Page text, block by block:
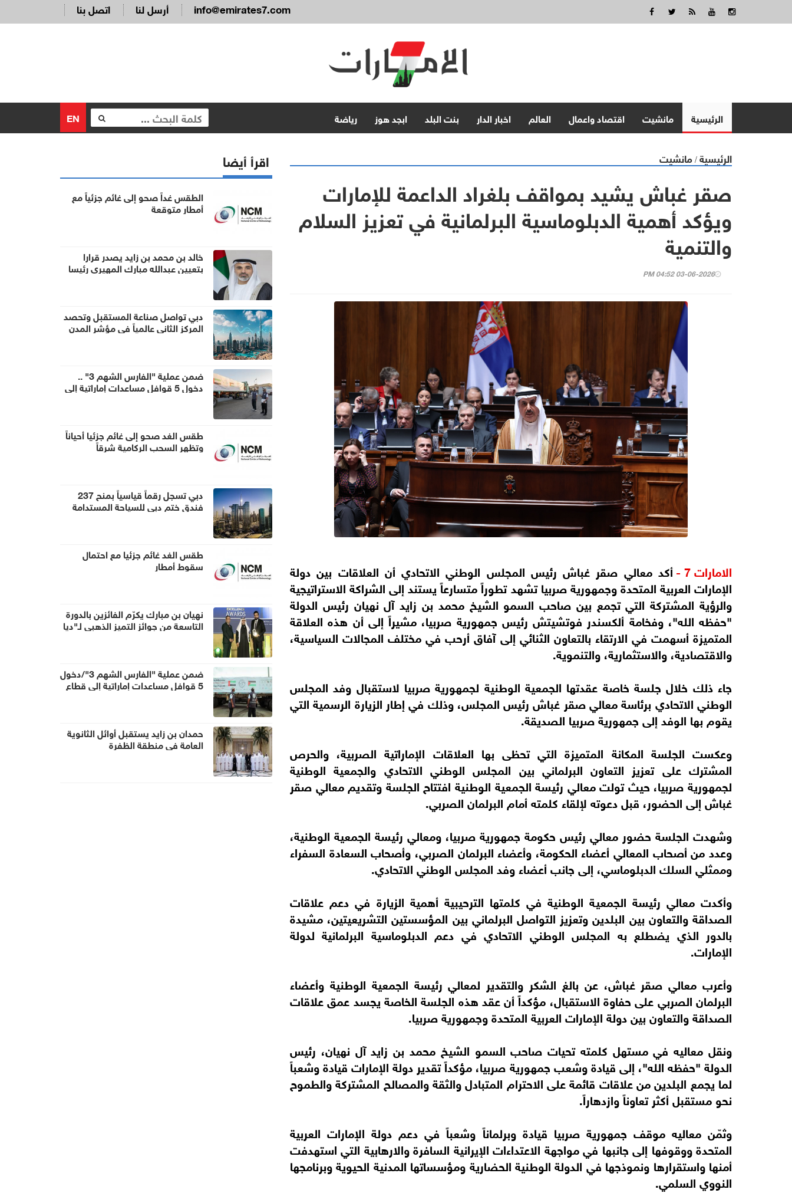
اتصل بنا أرسل لنا info@emirates7.com
الرئيسية مانشيت اقتصاد واعمال العالم اخبار الدار بنت البلد ابجد هوز رياضة EN
الرئيسية / مانشيت
صقر غباش يشيد بمواقف بلغراد الداعمة للإمارات
ويؤكد أهمية الدبلوماسية البرلمانية في تعزيز السلام
والتنمية
03-06-2026 04:52 PM
الامارات 7 -
أكد معالي صقر غباش رئيس المجلس الوطني الاتحادي أن العلاقات بين دولة
الإمارات العربية المتحدة وجمهورية صربيا تشهد تطوراً متسارعاً يستند إلى الشراكة الاستراتيجية
والرؤية المشتركة التي تجمع بين صاحب السمو الشيخ محمد بن زايد آل نهيان رئيس الدولة
"حفظه الله"، وفخامة ألكسندر فوتشيتش رئيس جمهورية صربيا، مشيراً إلى أن هذه العلاقة
المتميزة أسهمت في الارتقاء بالتعاون الثنائي إلى آفاق أرحب في مختلف المجالات السياسية،
والاقتصادية، والاستثمارية، والتنموية.
جاء ذلك خلال جلسة خاصة عقدتها الجمعية الوطنية لجمهورية صربيا لاستقبال وفد المجلس
الوطني الاتحادي برئاسة معالي صقر غباش رئيس المجلس، وذلك في إطار الزيارة الرسمية التي
يقوم بها الوفد إلى جمهورية صربيا الصديقة.
وعكست الجلسة المكانة المتميزة التي تحظى بها العلاقات الإماراتية الصربية، والحرص
المشترك على تعزيز التعاون البرلماني بين المجلس الوطني الاتحادي والجمعية الوطنية
لجمهورية صربيا، حيث تولت معالي رئيسة الجمعية الوطنية افتتاح الجلسة وتقديم معالي صقر
غباش إلى الحضور، قبل دعوته لإلقاء كلمته أمام البرلمان الصربي.
وشهدت الجلسة حضور معالي رئيس حكومة جمهورية صربيا، ومعالي رئيسة الجمعية الوطنية،
وعدد من أصحاب المعالي أعضاء الحكومة، وأعضاء البرلمان الصربي، وأصحاب السعادة السفراء
وممثلي السلك الدبلوماسي، إلى جانب أعضاء وفد المجلس الوطني الاتحادي.
وأكدت معالي رئيسة الجمعية الوطنية في كلمتها الترحيبية أهمية الزيارة في دعم علاقات
الصداقة والتعاون بين البلدين وتعزيز التواصل البرلماني بين المؤسستين التشريعيتين، مشيدة
بالدور الذي يضطلع به المجلس الوطني الاتحادي في دعم الدبلوماسية البرلمانية لدولة
الإمارات.
وأعرب معالي صقر غباش، عن بالغ الشكر والتقدير لمعالي رئيسة الجمعية الوطنية وأعضاء
البرلمان الصربي على حفاوة الاستقبال، مؤكداً أن عقد هذه الجلسة الخاصة يجسد عمق علاقات
الصداقة والتعاون بين دولة الإمارات العربية المتحدة وجمهورية صربيا.
ونقل معاليه في مستهل كلمته تحيات صاحب السمو الشيخ محمد بن زايد آل نهيان، رئيس
الدولة "حفظه الله"، إلى قيادة وشعب جمهورية صربيا، مؤكداً تقدير دولة الإمارات قيادة وشعباً
لما يجمع البلدين من علاقات قائمة على الاحترام المتبادل والثقة والمصالح المشتركة والطموح
نحو مستقبل أكثر تعاوناً وازدهاراً.
وثمّن معاليه موقف جمهورية صربيا قيادة وبرلماناً وشعباً في دعم دولة الإمارات العربية
المتحدة ووقوفها إلى جانبها في مواجهة الاعتداءات الإيرانية السافرة والارهابية التي استهدفت
أمنها واستقرارها ونموذجها في الدولة الوطنية الحضارية ومؤسساتها المدنية الحيوية وبرنامجها
النووي السلمي.
اقرأ أيضا
الطقس غداً صحو إلى غائم جزئياً مع
أمطار متوقعة
خالد بن محمد بن زايد يصدر قرارا
بتعيين عبدالله مبارك المهيري رئيسا
دبي تواصل صناعة المستقبل وتحصد
المركز الثاني عالمياً في مؤشر المدن
ضمن عملية "الفارس الشهم 3" ..
دخول 5 قوافل مساعدات إماراتية إلى
طقس الغد صحو إلى غائم جزئيا أحياناً
وتظهر السحب الركامية شرقاً
دبي تسجل رقماً قياسياً بمنح 237
فندق ختم دبي للسياحة المستدامة
طقس الغد غائم جزئيا مع احتمال
سقوط أمطار
نهيان بن مبارك يكرّم الفائزين بالدورة
التاسعة من جوائز التميز الذهبي لـ"ديا
ضمن عملية "الفارس الشهم 3"/دخول
5 قوافل مساعدات إماراتية إلى قطاع
حمدان بن زايد يستقبل أوائل الثانوية
العامة في منطقة الظفرة